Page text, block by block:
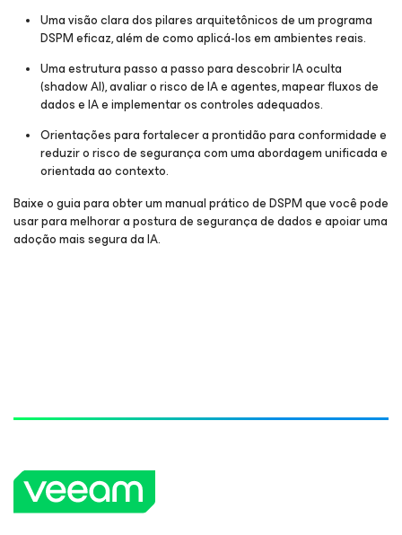
Uma visão clara dos pilares arquitetônicos de um programa
DSPM eficaz, além de como aplicá-los em ambientes reais.
Uma estrutura passo a passo para descobrir IA oculta
(shadow AI), avaliar o risco de IA e agentes, mapear fluxos de
dados e IA e implementar os controles adequados.
Orientações para fortalecer a prontidão para conformidade e
reduzir o risco de segurança com uma abordagem unificada e
orientada ao contexto.
Baixe o guia para obter um manual prático de DSPM que você pode
usar para melhorar a postura de segurança de dados e apoiar uma
adoção mais segura da IA.